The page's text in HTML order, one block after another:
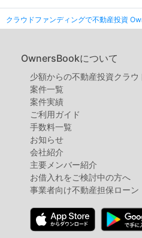
クラウドファンディングで不動産投資
OwnersBookについて
少額からの不動産投資クラ
案件⼀覧
案件実績
ご利用ガイド
手数料一覧
お知らせ
会社紹介
主要メンバー紹介
お借入れをご検討中の方へ
事業者向け不動産担保ローン